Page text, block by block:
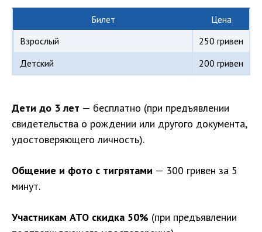
Билет
Цена
Взрослый
250 гривен
Детский
200 гривен
Дети до 3 лет — бесплатно (при предъявлении
свидетельства о рождении или другого документа,
удостоверяющего личность).
Общение и фото с тигрятами — 300 гривен за 5
минут.
Участникам АТО скидка 50% (при предъявлении